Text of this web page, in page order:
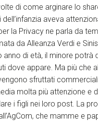
di come arginare lo
aveva
la Privacy ne parla da
da Alleanza Verdi e
di età, il minore potrà
dove appare. Ma più che
sfruttati
molta più attenzione e
i figli nei loro post. La
che mamme e